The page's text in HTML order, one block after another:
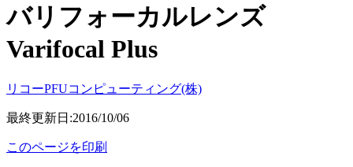
バリフォーカルレンズ
Varifocal Plus
リコーPFUコンピューティング(株)
最終更新日:2016/10/06
このページを印刷